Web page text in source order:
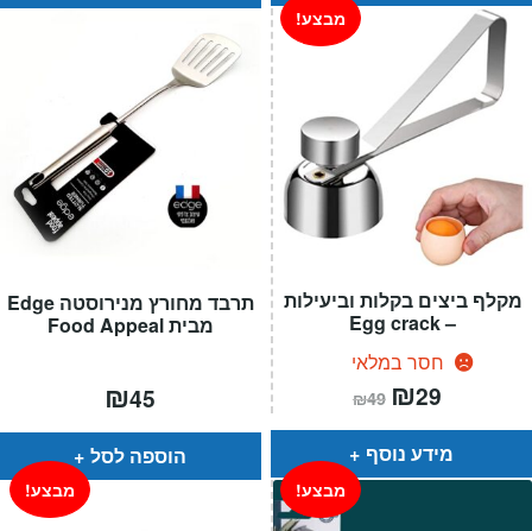
תרבד מחורץ מנירוסטה Edge
מבית Food Appeal
₪45
הוספה לסל
מקלף ביצים בקלות וביעילות
– Egg crack
חסר במלאי
מבצע!
₪49 המחיר
המקורי
היה:
₪49.
₪29
הוא:
מידע נוסף
מבצע! מבצע!